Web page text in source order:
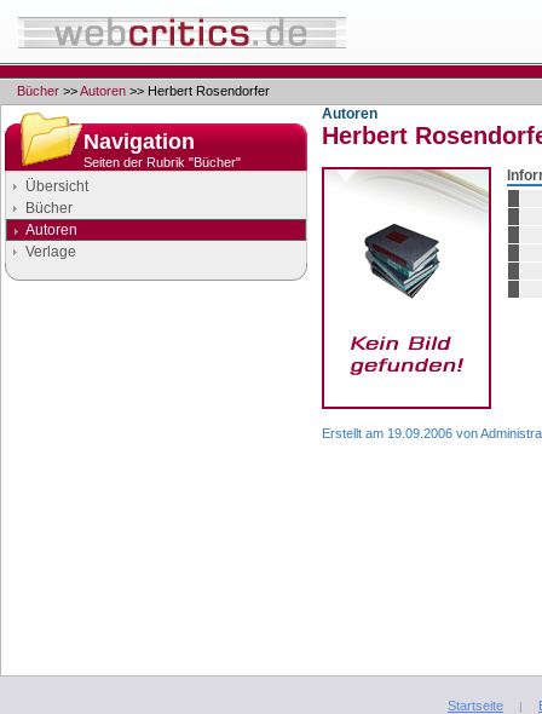
Bücher >>Autoren >> Herbert Rosendorfer
Navigation
Seiten der Rubrik "Bücher"
Übersicht
Bücher
Autoren
Verlage
Autoren
Herbert
Erstellt am 19.09.2006 von
Startseite |